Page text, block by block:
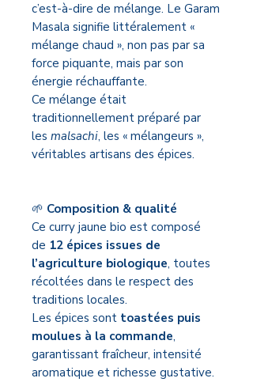
c’est-à-dire de mélange. Le Garam
Masala signifie littéralement «
mélange chaud », non pas par sa
force piquante, mais par son
énergie réchauffante.
Ce mélange était
traditionnellement préparé par
les malsachi, les « mélangeurs »,
véritables artisans des épices.
🌱 Composition & qualité
Ce curry jaune bio est composé
de 12 épices issues de
l’agriculture biologique, toutes
récoltées dans le respect des
traditions locales.
Les épices sont toastées puis
moulues à la commande,
garantissant fraîcheur, intensité
aromatique et richesse gustative.